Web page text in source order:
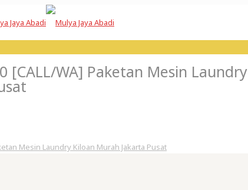
[CALL/WA] Paketan Mesin Laundry
Mesin Laundry Kiloan Murah Jakarta Pusat